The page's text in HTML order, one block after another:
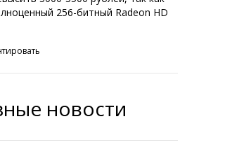
256-битный Radeon HD
новости